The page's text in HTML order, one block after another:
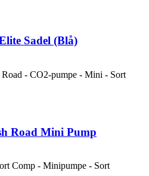
Sadel (Blå)
Road Mini Pump